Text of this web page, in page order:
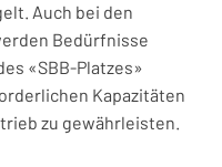
Auch bei den
Bedürfnisse
«SBB-Platzes»
Kapazitäten
zu gewährleisten.